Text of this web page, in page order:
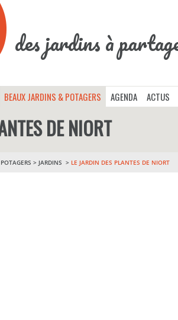
des jardins à
BEAUX JARDINS & POTAGERS AGENDA ACTUS
DE NIORT
> JARDINS LE JARDIN DES PLANTES DE NIORT